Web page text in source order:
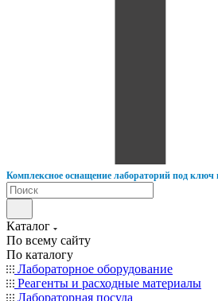
Комплексное оснащение лабораторий под ключ
Каталог
По всему сайту
По каталогу
Лабораторное оборудование
Реагенты и расходные материалы
Лабораторная посуда